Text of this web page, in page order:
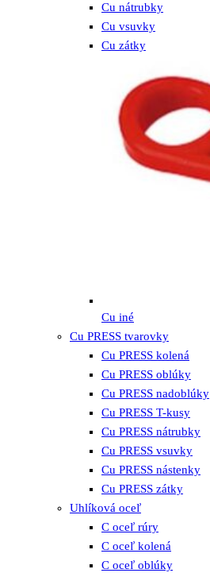
Cu nátrubky
Cu vsuvky
Cu zátky
Cu iné
Cu PRESS tvarovky
Cu PRESS kolená
Cu PRESS oblúky
Cu PRESS nadoblúky
Cu PRESS T-kusy
Cu PRESS nátrubky
Cu PRESS vsuvky
Cu PRESS nástenky
Cu PRESS zátky
Uhlíková oceľ
C oceľ rúry
C oceľ kolená
C oceľ oblúky